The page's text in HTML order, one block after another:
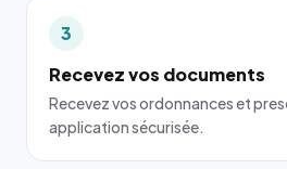
3
Recevez vos documents
Recevez vos ordonnances et
application sécurisée.